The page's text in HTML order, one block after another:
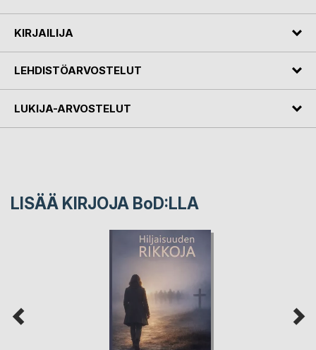
KIRJAILIJA
LEHDISTÖARVOSTELUT
LUKIJA-ARVOSTELUT
LISÄÄ KIRJOJA BoD:LLA